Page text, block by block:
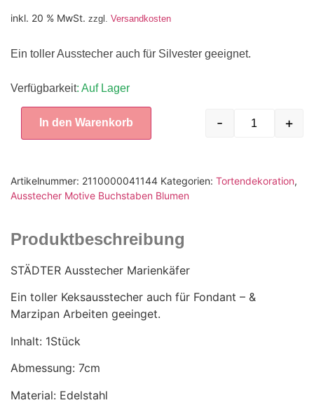
inkl. 20 % MwSt. zzgl. Versandkosten
Ein toller Ausstecher auch für Silvester geeignet.
Verfügbarkeit: Auf Lager
- +
In den Warenkorb
Artikelnummer: 2110000041144 Kategorien: Tortendekoration,
Ausstecher Motive Buchstaben Blumen
Produktbeschreibung
STÄDTER Ausstecher Marienkäfer
Ein toller Keksausstecher auch für Fondant – &
Marzipan Arbeiten geeinget.
Inhalt: 1Stück
Abmessung: 7cm
Material: Edelstahl